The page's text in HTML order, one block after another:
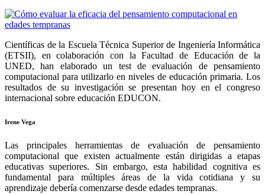
Científicas de la Escuela Técnica Superior de Ingeniería Informática
(ETSII), en colaboración con la Facultad de Educación de la
UNED, han elaborado un test de evaluación de pensamiento
computacional para utilizarlo en niveles de educación primaria. Los
resultados de su investigación se presentan hoy en el congreso
internacional sobre educación EDUCON.
Irene Vega
Las principales herramientas de evaluación de pensamiento
computacional que existen actualmente están dirigidas a etapas
educativas superiores. Sin embargo, esta habilidad cognitiva es
fundamental para múltiples áreas de la vida cotidiana y su
aprendizaje debería comenzarse desde edades tempranas.